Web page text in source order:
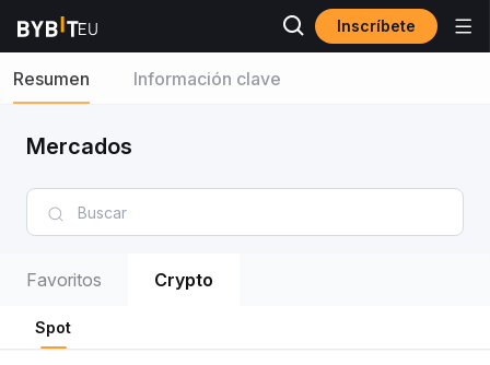
Inscríbete
Resumen Información clave
Mercados
Favoritos Crypto
Spot